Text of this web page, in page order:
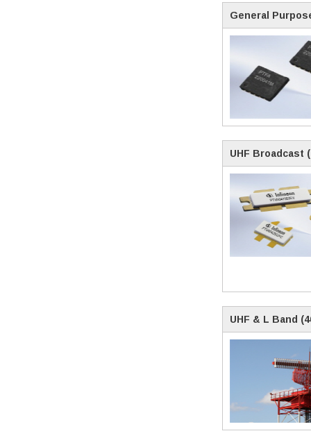
General
UHF Broadcast
UHF & L Band